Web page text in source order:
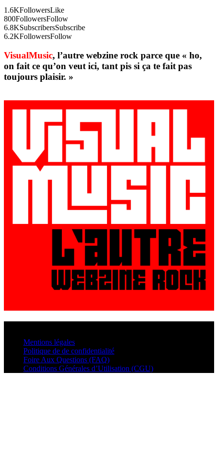
1.6KFollowersLike
800FollowersFollow
6.8KSubscribersSubscribe
6.2KFollowersFollow
VisualMusic, l’autre webzine rock parce que « ho,
on fait ce qu’on veut ici, tant pis si ça te fait pas
toujours plaisir. »
Mentions légales
Politique de de confidentialité
Foire Aux Questions (FAQ)
Conditions Générales d’Utilisation (CGU)